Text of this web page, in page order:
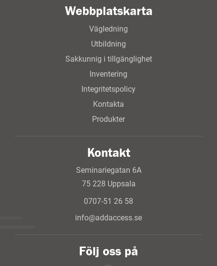
Webbplatskarta
Vägledning
Utbildning
Sakkunnig i tillgänglighet
Inventering
Integritetspolicy
Kontakta
Produkter
Kontakt
Seminariegatan 6A
75 228 Uppsala
0707-51 26 58
info@addaccess.se
Följ oss på